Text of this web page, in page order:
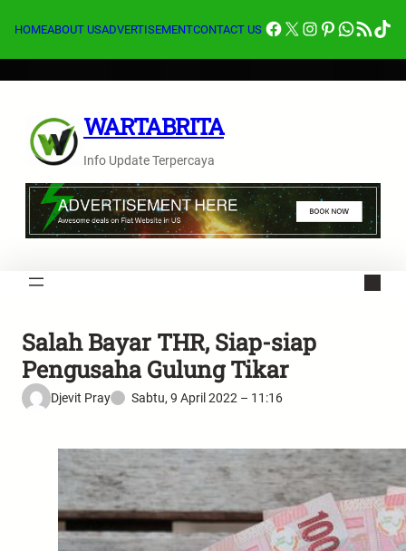
HOMEABOUT USADVERTISEMENTCONTACT US Facebook
X Instagram
Pinterest
Feed RSS
WARTABRITA
Info Update Terpercaya
Salah Bayar THR, Siap-siap
Pengusaha Gulung Tikar
Djevit Pray Sabtu, 9 April 2022 – 11:16